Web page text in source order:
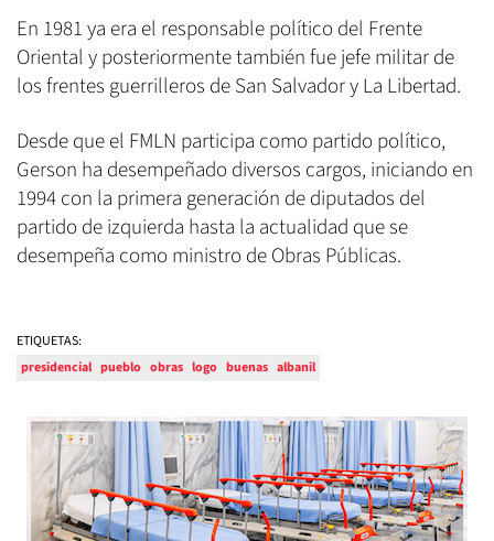
En 1981 ya era el responsable político del Frente
Oriental y posteriormente también fue jefe militar de
los frentes guerrilleros de San Salvador y La Libertad.
Desde que el FMLN participa como partido político,
Gerson ha desempeñado diversos cargos, iniciando en
1994 con la primera generación de diputados del
partido de izquierda hasta la actualidad que se
desempeña como ministro de Obras Públicas.
ETIQUETAS:
presidencial pueblo obras logo buenas albanil